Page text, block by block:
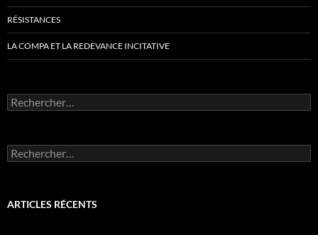
RÉSISTANCES
LA COMPA ET LA REDEVANCE INCITATIVE
Rechercher :
Rechercher :
ARTICLES RÉCENTS